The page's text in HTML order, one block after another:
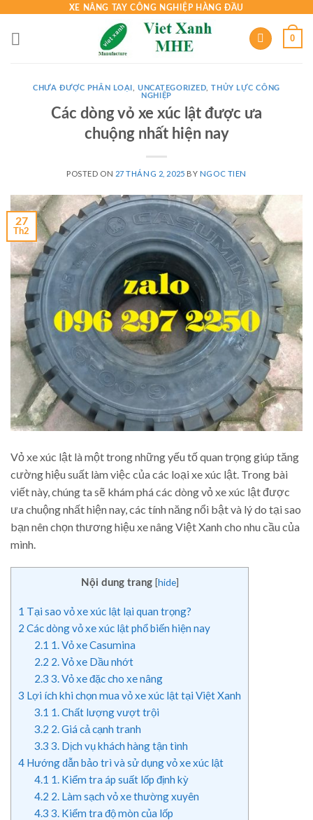
content
XE NÂNG TAY CÔNG NGHIỆP HÀNG ĐẦU
0
CHƯA ĐƯỢC PHÂN LOẠI ,UNCATEGORIZED ,THỦY LỰC CÔNG
NGHIỆP
Các dòng vỏ xe xúc lật được ưa
chuộng nhất hiện nay
POSTED ON 27 THÁNG 2, 2025 BY NGOC TIEN
27
Th2
Vỏ xe xúc lật là một trong những yếu tố quan trọng giúp tăng
cường hiệu suất làm việc của các loại xe xúc lật. Trong bài
viết này, chúng ta sẽ khám phá các dòng vỏ xe xúc lật được
ưa chuộng nhất hiện nay, các tính năng nổi bật và lý do tại sao
bạn nên chọn thương hiệu xe nâng Việt Xanh cho nhu cầu của
mình.
Nội dung trang [hide]
1 Tại sao vỏ xe xúc lật lại quan trọng?
2 Các dòng vỏ xe xúc lật phổ biến hiện nay
2.1 1. Vỏ xe Casumina
2.2 2. Vỏ xe Dầu nhớt
2.3 3. Vỏ xe đặc cho xe nâng
3 Lợi ích khi chọn mua vỏ xe xúc lật tại Việt Xanh
3.1 1. Chất lượng vượt trội
3.2 2. Giá cả cạnh tranh
3.3 3. Dịch vụ khách hàng tận tình
4 Hướng dẫn bảo trì và sử dụng vỏ xe xúc lật
4.1 1. Kiểm tra áp suất lốp định kỳ
4.2 2. Làm sạch vỏ xe thường xuyên
4.3 3. Kiểm tra độ mòn của lốp